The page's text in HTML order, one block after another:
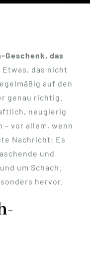
Geschenk, das
Etwas, das nicht
auf den
genau richtig.
neugierig
– vor allem, wenn
Nachricht: Es
und
um Schach.
hervor.